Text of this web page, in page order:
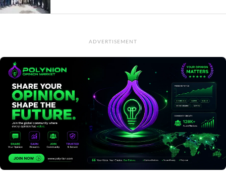
ADVERTISEMENT